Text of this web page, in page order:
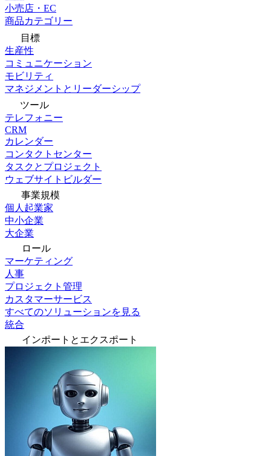
小売店・EC
商品カテゴリー
目標
生産性
コミュニケーション
モビリティ
マネジメントとリーダーシップ
ツール
テレフォニー
CRM
カレンダー
コンタクトセンター
タスクとプロジェクト
ウェブサイトビルダー
事業規模
個人起業家
中小企業
大企業
ロール
マーケティング
人事
プロジェクト管理
カスタマーサービス
すべてのソリューションを見る
統合
インポートとエクスポート